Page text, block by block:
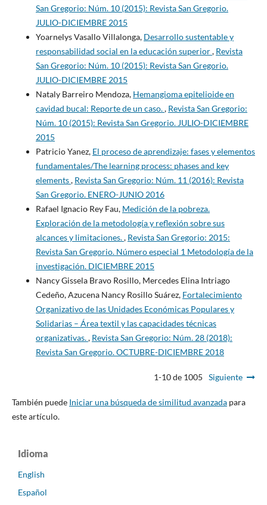
San Gregorio: Núm. 10 (2015): Revista San Gregorio.
JULIO-DICIEMBRE 2015
Yoarnelys Vasallo Villalonga, Desarrollo sustentable y
responsabilidad social en la educación superior, Revista
San Gregorio: Núm. 10 (2015): Revista San Gregorio.
JULIO-DICIEMBRE 2015
Nataly Barreiro Mendoza, Hemangioma epitelioide en
cavidad bucal: Reporte de un caso., Revista San Gregorio:
Núm. 10 (2015): Revista San Gregorio. JULIO-DICIEMBRE
2015
Patricio Yanez, El proceso de aprendizaje: fases y elementos
fundamentales/The learning process: phases and key
elements, Revista San Gregorio: Núm. 11 (2016): Revista
San Gregorio. ENERO-JUNIO 2016
Rafael Ignacio Rey Fau, Medición de la pobreza.
Exploración de la metodología y reflexión sobre sus
alcances y limitaciones., Revista San Gregorio: 2015:
Revista San Gregorio. Número especial 1 Metodología de la
investigación. DICIEMBRE 2015
Nancy Gissela Bravo Rosillo, Mercedes Elina Intriago
Cedeño, Azucena Nancy Rosillo Suárez, Fortalecimiento
Organizativo de las Unidades Económicas Populares y
Solidarias – Área textil y las capacidades técnicas
organizativas., Revista San Gregorio: Núm. 28 (2018):
Revista San Gregorio. OCTUBRE-DICIEMBRE 2018
1-10 de 1005 Siguiente
También puede Iniciar una búsqueda de similitud avanzadapara
este artículo.
Idioma
English
Español